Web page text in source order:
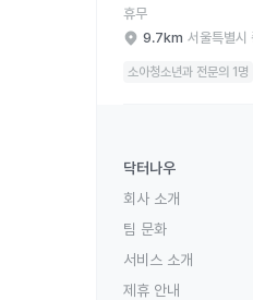
휴무
9.7km 서울특별시
소아청소년과 전문의 1명
닥터나우
회사 소개
팀 문화
서비스 소개
제휴 안내